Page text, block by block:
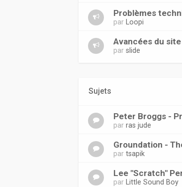
Problèmes
par Loopi
Avancées du site
parslide
Sujets
Peter Broggs -
parras jude
Groundation -
partsapik
Lee "Scratch"
par Little Sound Boy